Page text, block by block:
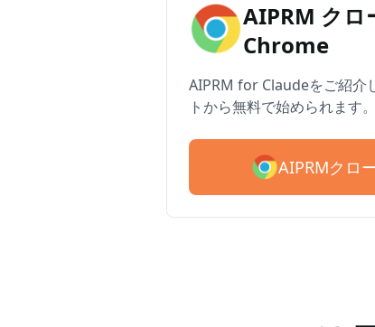
AIPRM ク
Chrome
AIPRM for Claudeをご紹介
トから無料で始められます。
AIPRMクロ